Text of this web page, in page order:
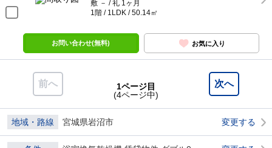
お部屋探しは【岩沼土地開発不動産・アパマンショップ岩沼店】へ
常磐線 岩沼駅/バス乗車15分/玉浦小学校前/徒
歩6分
宮城県岩沼市押分字奥山 188-の1
2階建 / 築2年